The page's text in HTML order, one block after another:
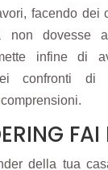
facendo dei
non dovesse
infine di
confronti di
FAI
della tua